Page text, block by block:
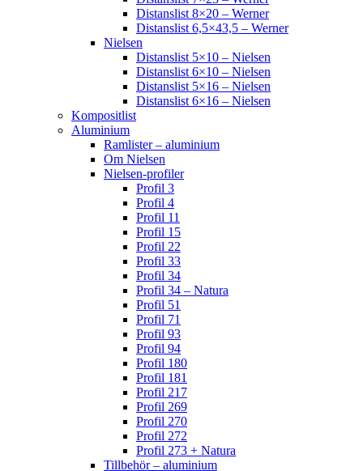
Distanslist 8×20 – Werner
Distanslist 6,5×43,5 – Werner
Nielsen
Distanslist 5×10 – Nielsen
Distanslist 6×10 – Nielsen
Distanslist 5×16 – Nielsen
Distanslist 6×16 – Nielsen
Kompositlist
Aluminium
Ramlister – aluminium
Om Nielsen
Nielsen-profiler
Profil 3
Profil 4
Profil 11
Profil 15
Profil 22
Profil 33
Profil 34
Profil 34 – Natura
Profil 51
Profil 71
Profil 93
Profil 94
Profil 180
Profil 181
Profil 217
Profil 269
Profil 270
Profil 272
Profil 273 + Natura
Tillbehör – aluminium